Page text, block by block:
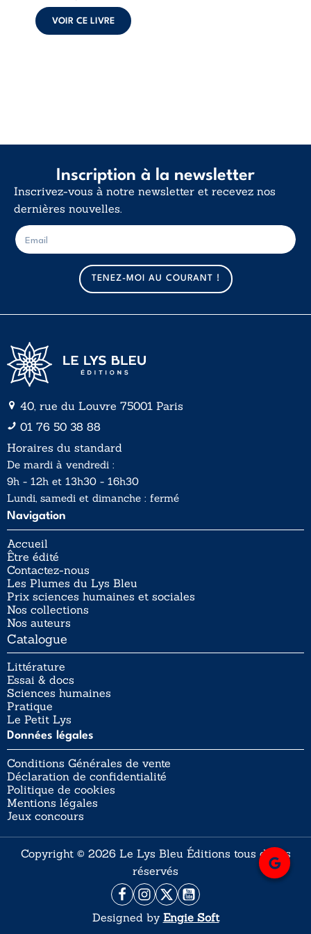
calme. Une
déclaration
d’existence pour ...
VOIR CE LIVRE
Inscription à la newsletter
Inscrivez-vous à notre newsletter et recevez nos
dernières nouvelles.
m
a
i
l
E
-
m
TENEZ-MOI AU COURANT !
40, rue du Louvre 75001 Paris
01 76 50 38 88
Horaires du standard
De mardi à vendredi :
9h - 12h et 13h30 - 16h30
Lundi, samedi et dimanche : fermé
Navigation
Accueil
Être édité
Contactez-nous
Les Plumes du Lys Bleu
Prix sciences humaines et sociales
Nos collections
Nos auteurs
Catalogue
Littérature
Essai & docs
Sciences humaines
Pratique
Le Petit Lys
Données légales
Conditions Générales de vente
Déclaration de confidentialité
Politique de cookies
Mentions légales
Jeux concours
Copyright © 2026 Le Lys Bleu Éditions tous droits
réservés
Designed by Engie Soft